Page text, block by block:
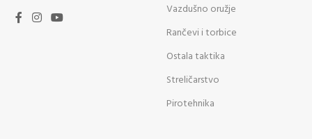
Vazdušno oružje
Rančevi i torbice
Ostala taktika
Streličarstvo
Pirotehnika